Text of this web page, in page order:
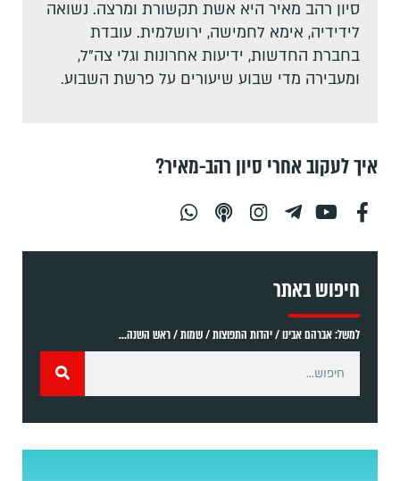
סיון רהב מאיר היא אשת תקשורת ומרצה. נשואה
לידידיה, אימא לחמישה, ירושלמית. עובדת
בחברת החדשות, ידיעות אחרונות וגלי צה"ל,
ומעבירה מדי שבוע שיעורים על פרשת השבוע.
איך לעקוב אחרי סיון רהב-מאיר?
חיפוש באתר
למשל: אברהם אבינו / יהדות התפוצות / שמות / ראש השנה...